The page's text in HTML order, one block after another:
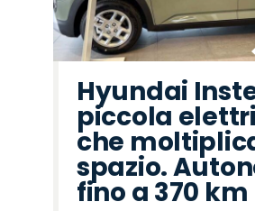
Hyundai
piccola
che
spazio.
fino a 370 km